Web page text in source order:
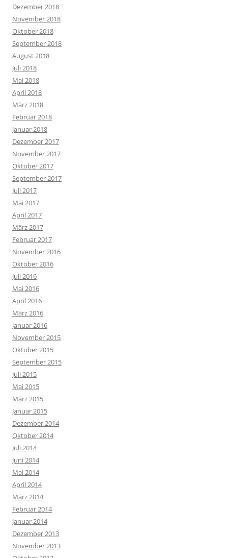
Dezember 2018
November 2018
Oktober 2018
September 2018
August 2018
Juli 2018
Mai 2018
April 2018
März 2018
Februar 2018
Januar 2018
Dezember 2017
November 2017
Oktober 2017
September 2017
Juli 2017
Mai 2017
April 2017
März 2017
Februar 2017
November 2016
Oktober 2016
Juli 2016
Mai 2016
April 2016
März 2016
Januar 2016
November 2015
Oktober 2015
September 2015
Juli 2015
Mai 2015
März 2015
Januar 2015
Dezember 2014
Oktober 2014
Juli 2014
Juni 2014
Mai 2014
April 2014
März 2014
Februar 2014
Januar 2014
Dezember 2013
November 2013